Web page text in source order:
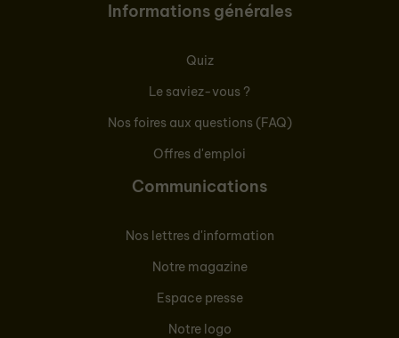
Informations générales
Quiz
Le saviez-vous ?
Nos foires aux questions (FAQ)
Offres d'emploi
Communications
Nos lettres d'information
Notre magazine
Espace presse
Notre logo